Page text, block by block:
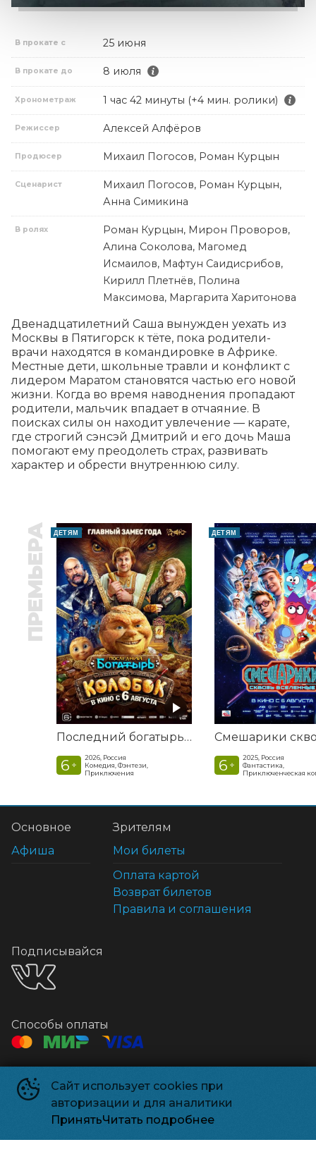
В прокате с 25 июня
В прокате до 8 июля
Хронометраж 1 час 42 минуты (+4 мин. ролики)
Режиссер Алексей Алфёров
Продюсер Михаил Погосов, Роман Курцын
Сценарист
Михаил Погосов, Роман Курцын,
Анна Симикина
В ролях
Роман Курцын, Мирон Проворов,
Алина Соколова, Магомед
Исмаилов, Мафтун Саидисрибов,
Кирилл Плетнёв, Полина
Максимова, Маргарита Харитонова
Двенадцатилетний Саша вынужден уехать из
Москвы в Пятигорск к тёте, пока родители-
врачи находятся в командировке в Африке.
Местные дети, школьные травли и конфликт с
лидером Маратом становятся частью его новой
жизни. Когда во время наводнения пропадают
родители, мальчик впадает в отчаяние. В
поисках силы он находит увлечение — карате,
где строгий сэнсэй Дмитрий и его дочь Маша
помогают ему преодолеть страх, развивать
характер и обрести внутреннюю силу.
ПРЕМЬЕРА ДЕТЯМ
Последний богатырь. Колобок
6 +
2026, Россия
Комедия, Фэнтези,
Приключения
ДЕТЯМ
6 +
2025, Россия
Фантастика,
Приключенческая
Сайт использует cookies при
авторизации и для аналитики
ПринятьЧитать подробнее
Основное
Афиша
Зрителям
Мои билеты
Оплата картой
Возврат билетов
Правила и соглашения
Подписывайся
Способы оплаты
Контакты
Касса
+7 925-18-38499
relizpark_solnechnogorsk@mail.ru